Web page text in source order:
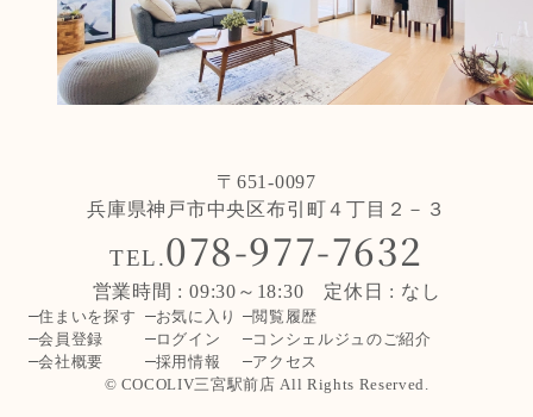
〒651-0097
兵庫県神戸市中央区布引町４丁目２－３
TEL.078-977-7632
営業時間 : 09:30～18:30 定休日 : なし
住まいを探す お気に入り
閲覧履歴
会員登録
ログイン
コンシェルジュのご紹介
会社概要
採用情報
アクセス
© COCOLIV三宮駅前店 All Rights Reserved.